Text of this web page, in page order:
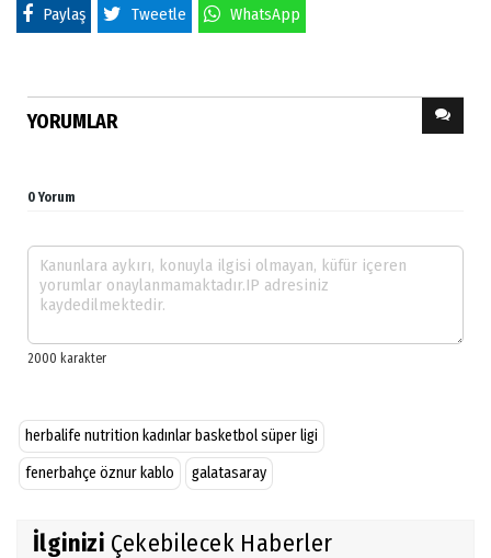
Paylaş Tweetle WhatsApp
YORUMLAR
0 Yorum
herbalife nutrition kadınlar basketbol süper ligi
fenerbahçe öznur kablo
galatasaray
İlginizi Çekebilecek Haberler